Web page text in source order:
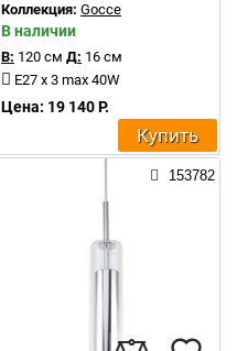
Коллекция: Gocce
В наличии
В: 120 см Д: 16 см
E27 x 3 max 40W
Цена: 19 140 Р.
Купить
153782